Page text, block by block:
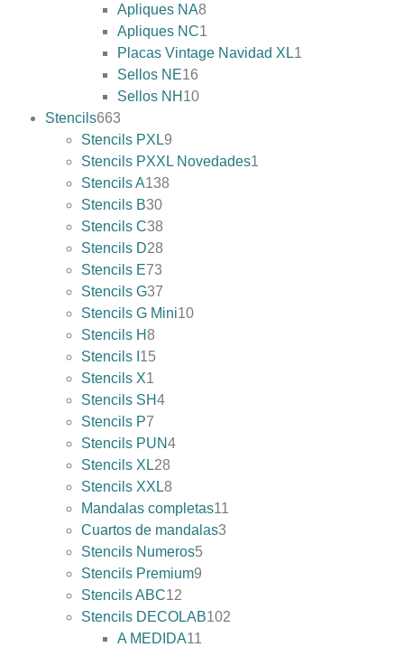
Apliques NA8
Apliques NC1
Placas Vintage Navidad XL1
Sellos NE16
Sellos NH 10
Stencils663
Stencils PXL9
Stencils PXXL Novedades1
Stencils A138
Stencils B30
Stencils C38
Stencils D28
Stencils E73
Stencils G37
Stencils G Mini10
Stencils H8
Stencils I 15
Stencils X1
Stencils SH4
Stencils P7
Stencils PUN4
Stencils XL28
Stencils XXL8
Mandalas completas11
Cuartos de mandalas3
Stencils Numeros5
Stencils Premium9
Stencils ABC12
Stencils DECOLAB102
A MEDIDA11